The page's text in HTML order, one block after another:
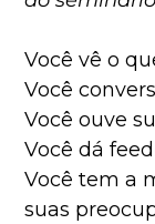
Você vê o
Você
Você ouve
Você dá
Você tem a
suas